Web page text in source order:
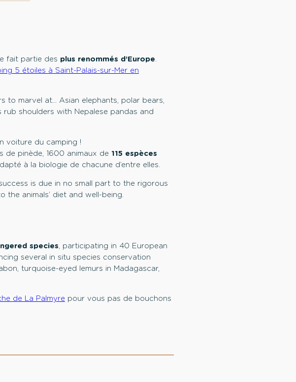
fait partie des plus renommés d’Europe.
5 étoiles à Saint-Palais-sur-Mer en
marvel at… Asian elephants, polar bears,
shoulders with Nepalese pandas and
voiture du camping !
de pinède, 1600 animaux de 115 espèces
à la biologie de chacune d’entre elles.
success is due in no small part to the rigorous
animals’ diet and well-being.
species , participating in 40 European
several in situ species conservation
turquoise-eyed lemurs in Madagascar,
de La Palmyre pour vous pas de bouchons